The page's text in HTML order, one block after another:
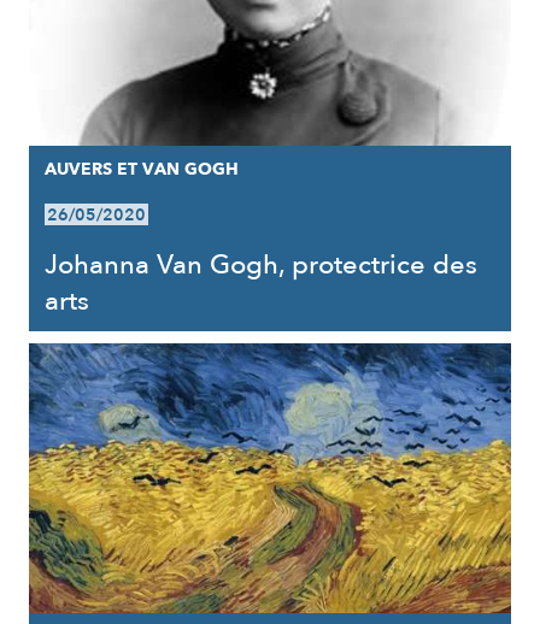
AUVERS ET VAN GOGH
26/05/2020
Johanna Van Gogh, protectrice des
arts